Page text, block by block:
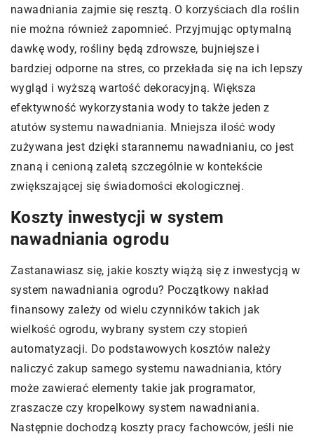
nawadniania zajmie się resztą. O korzyściach dla roślin
nie można również zapomnieć. Przyjmując optymalną
dawkę wody, rośliny będą zdrowsze, bujniejsze i
bardziej odporne na stres, co przekłada się na ich lepszy
wygląd i wyższą wartość dekoracyjną. Większa
efektywność wykorzystania wody to także jeden z
atutów systemu nawadniania. Mniejsza ilość wody
zużywana jest dzięki starannemu nawadnianiu, co jest
znaną i cenioną zaletą szczególnie w kontekście
zwiększającej się świadomości ekologicznej.
Koszty inwestycji w system
nawadniania ogrodu
Zastanawiasz się, jakie koszty wiążą się z inwestycją w
system nawadniania ogrodu? Początkowy nakład
finansowy zależy od wielu czynników takich jak
wielkość ogrodu, wybrany system czy stopień
automatyzacji. Do podstawowych kosztów należy
naliczyć zakup samego systemu nawadniania, który
może zawierać elementy takie jak programator,
zraszacze czy kropelkowy system nawadniania.
Następnie dochodzą koszty pracy fachowców, jeśli nie